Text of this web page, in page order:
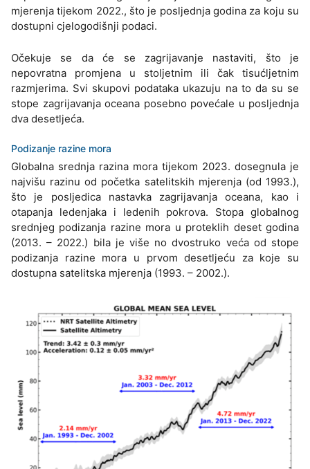
mjerenja tijekom 2022., što je posljednja godina za koju su
dostupni cjelogodišnji podaci.
Očekuje se da će se zagrijavanje nastaviti, što je
nepovratna promjena u stoljetnim ili čak tisućljetnim
razmjerima. Svi skupovi podataka ukazuju na to da su se
stope zagrijavanja oceana posebno povećale u posljednja
dva desetljeća.
Podizanje razine mora
Globalna srednja razina mora tijekom 2023. dosegnula je
najvišu razinu od početka satelitskih mjerenja (od 1993.),
što je posljedica nastavka zagrijavanja oceana, kao i
otapanja ledenjaka i ledenih pokrova. Stopa globalnog
srednjeg podizanja razine mora u proteklih deset godina
(2013. – 2022.) bila je više no dvostruko veća od stope
podizanja razine mora u prvom desetljeću za koje su
dostupna satelitska mjerenja (1993. – 2002.).